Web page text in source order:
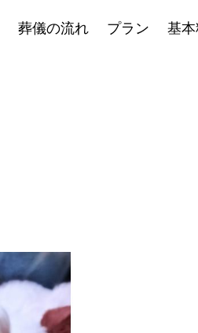
葬儀の流れ プラン 基